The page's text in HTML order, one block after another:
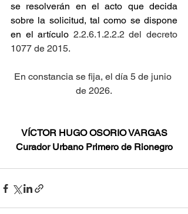
se resolverán en el acto que decida
sobre la solicitud, tal como se dispone
en el artículo 2.2.6.1.2.2.2 del decreto
1077 de 2015.
En constancia se fija, el día 5 de junio
de 2026.
VÍCTOR HUGO OSORIO VARGAS
Curador Urbano Primero de Rionegro